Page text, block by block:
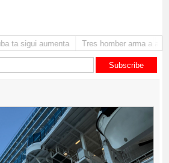
ta sigui aumenta Tres homber arma a
Subscribe